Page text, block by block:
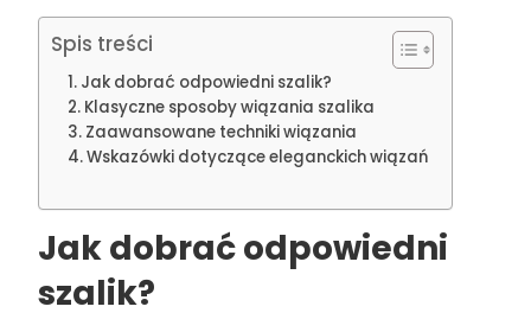
Spis treści
Jak dobrać odpowiedni szalik?
Klasyczne sposoby wiązania szalika
Zaawansowane techniki wiązania
Wskazówki dotyczące eleganckich wiązań
Jak dobrać odpowiedni
szalik?